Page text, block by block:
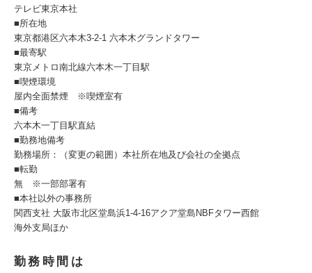
テレビ東京本社
■所在地
東京都港区六本木3-2-1 六本木グランドタワー
■最寄駅
東京メトロ南北線六本木一丁目駅
■喫煙環境
屋内全面禁煙 ※喫煙室有
■備考
六本木一丁目駅直結
■勤務地備考
勤務場所：（変更の範囲）本社所在地及び会社の全拠点
■転勤
無 ※一部部署有
■本社以外の事務所
関西支社 大阪市北区堂島浜1-4-16アクア堂島NBFタワー西館
海外支局ほか
勤務時間は